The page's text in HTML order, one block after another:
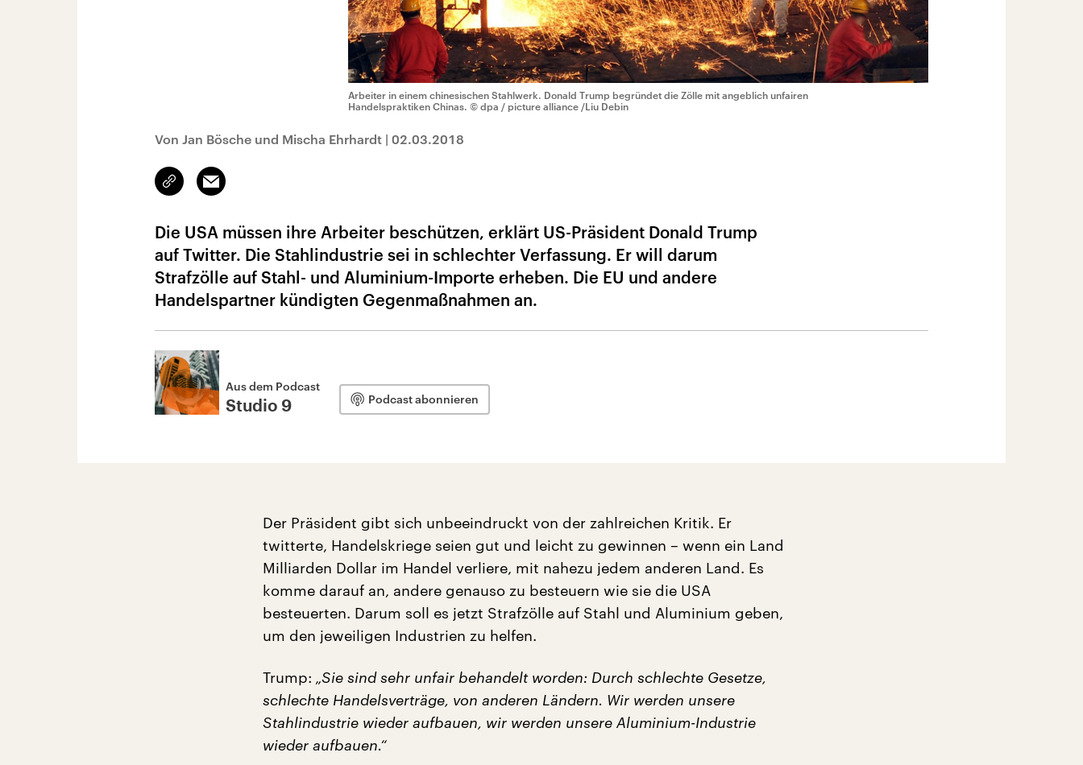
Arbeiter in einem chinesischen Stahlwerk. Donald Trump begründet die Zölle mit angeblich unfairen
Handelspraktiken Chinas. © dpa / picture alliance /Liu Debin
Von Jan Bösche und Mischa Ehrhardt | 02.03.2018
Link
kopieren/teilen
Email
Die USA müssen ihre Arbeiter beschützen, erklärt US-Präsident Donald Trump
auf Twitter. Die Stahlindustrie sei in schlechter Verfassung. Er will darum
Strafzölle auf Stahl- und Aluminium-Importe erheben. Die EU und andere
Handelspartner kündigten Gegenmaßnahmen an.
Aus dem Podcast
Studio 9 Podcast abonnieren
Der Präsident gibt sich unbeeindruckt von der zahlreichen Kritik. Er
twitterte, Handelskriege seien gut und leicht zu gewinnen – wenn ein Land
Milliarden Dollar im Handel verliere, mit nahezu jedem anderen Land. Es
komme darauf an, andere genauso zu besteuern wie sie die USA
besteuerten. Darum soll es jetzt Strafzölle auf Stahl und Aluminium geben,
um den jeweiligen Industrien zu helfen.
Trump: „Sie sind sehr unfair behandelt worden: Durch schlechte Gesetze,
schlechte Handelsverträge, von anderen Ländern. Wir werden unsere
Stahlindustrie wieder aufbauen, wir werden unsere Aluminium-Industrie
wieder aufbauen.“